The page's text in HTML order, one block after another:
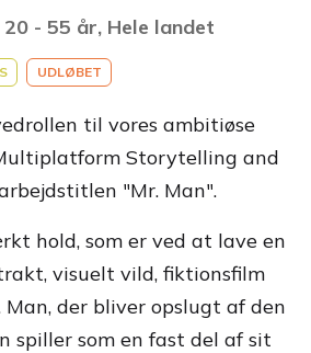
- 55 år, Hele landet
UDLØBET
til vores ambitiøse
Storytelling and
"Mr. Man".
hold, som er ved at lave en
visuelt vild, fiktionsfilm
der bliver opslugt af den
spiller som en fast del af sit